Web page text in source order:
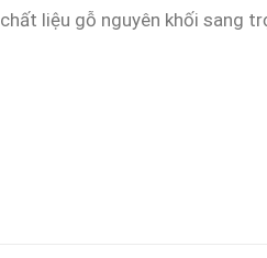
liệu gỗ nguyên khối sang